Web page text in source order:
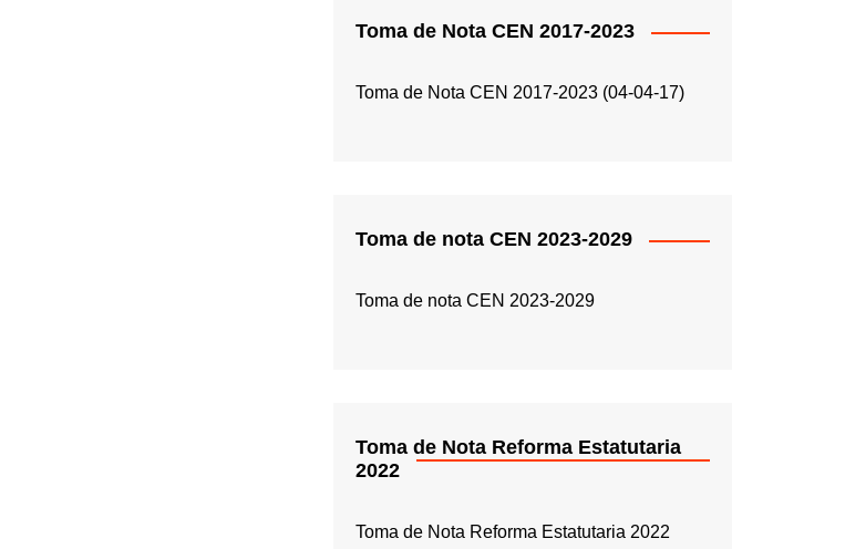
Toma de Nota CEN 2017-2023
Toma de Nota CEN 2017-2023 (04-04-17)
Toma de nota CEN 2023-2029
Toma de nota CEN 2023-2029
Toma de Nota Reforma Estatutaria
2022
Toma de Nota Reforma Estatutaria 2022